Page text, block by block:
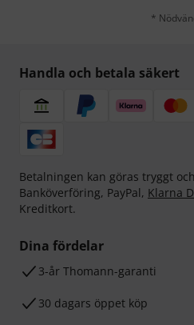
*
Handla och betala säkert
Betalningen kan göras tryggt
Banköverföring, PayPal, Klarna
Kreditkort.
Dina fördelar
3-år Thomann-garanti
30 dagars öppet köp